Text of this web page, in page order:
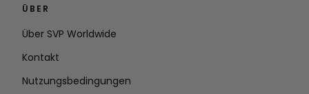
ÜBER
Über SVP Worldwide
Kontakt
Nutzungsbedingungen